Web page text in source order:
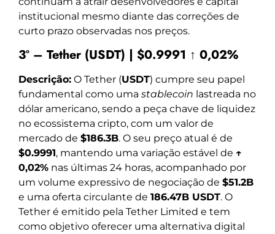
institucional mesmo diante das correções de
curto prazo observadas nos preços.
3º – Tether (USDT) | $0.9991 ↑ 0,02%
Descrição: O Tether (USDT) cumpre seu papel
fundamental como uma stablecoin lastreada no
dólar americano, sendo a peça chave de liquidez
no ecossistema cripto, com um valor de
mercado de $186.3B. O seu preço atual é de
$0.9991, mantendo uma variação estável de ↑
0,02% nas últimas 24 horas, acompanhado por
um volume expressivo de negociação de $51.2B
e uma oferta circulante de 186.47B USDT. O
Tether é emitido pela Tether Limited e tem
como objetivo oferecer uma alternativa digital